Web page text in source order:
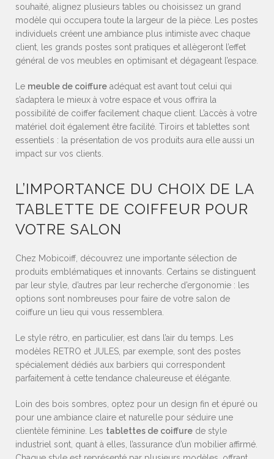
souhaité, alignez plusieurs tables ou choisissez un grand
modèle qui occupera toute la largeur de la pièce. Les postes
individuels créent une ambiance plus intimiste avec chaque
client, les grands postes sont pratiques et allègeront l’effet
général de vos meubles en optimisant et dégageant l’espace.
Le meuble de coiffure adéquat est avant tout celui qui
s’adaptera le mieux à votre espace et vous offrira la
possibilité de coiffer facilement chaque client. L’accès à votre
matériel doit également être facilité. Tiroirs et tablettes sont
essentiels : la présentation de vos produits aura elle aussi un
impact sur vos clients.
L’IMPORTANCE DU CHOIX DE LA
TABLETTE DE COIFFEUR POUR
VOTRE SALON
Chez Mobicoiff, découvrez une importante sélection de
produits emblématiques et innovants. Certains se distinguent
par leur style, d’autres par leur recherche d’ergonomie : les
options sont nombreuses pour faire de votre salon de
coiffure un lieu qui vous ressemblera.
Le style rétro, en particulier, est dans l’air du temps. Les
modèles RETRO et JULES, par exemple, sont des postes
spécialement dédiés aux barbiers qui correspondent
parfaitement à cette tendance chaleureuse et élégante.
Loin des bois sombres, optez pour un design fin et épuré ou
pour une ambiance claire et naturelle pour séduire une
clientèle féminine. Les tablettes de coiffure de style
industriel sont, quant à elles, l’assurance d’un mobilier affirmé.